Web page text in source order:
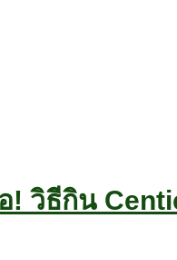
! วิธีกิน